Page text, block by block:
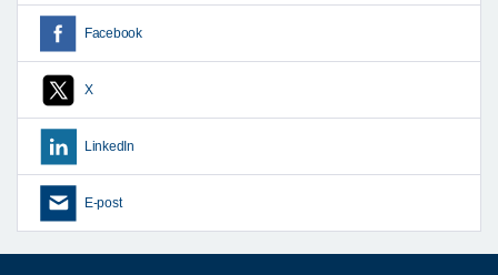
Facebook
X
LinkedIn
E-post